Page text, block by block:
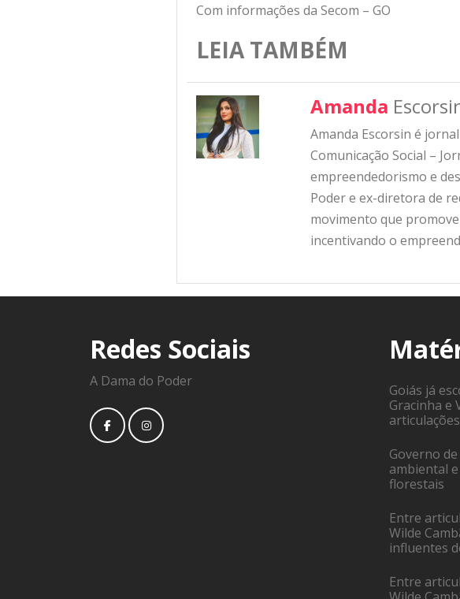
Com informações da Secom – GO
LEIA TAMBÉM
Amanda
Amanda Escorsin é
Comunicação Social –
empreendedorismo e
Poder e ex-diretora de
movimento que
incentivando o
Redes Sociais
A Dama do Poder
Goiás já
Gracinha e
Governo
ambiental
florestais
Entre
Wilde
influentes
Entre